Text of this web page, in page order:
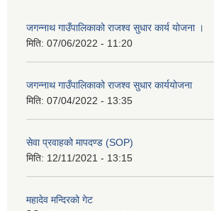
जगन्नाथ गाउँपालिकाको राजश्व सुधार कार्य योजना ।
मिति: 07/06/2022 - 11:20
जगन्नाथ गाउँपालिकाको राजश्व सुधार कार्ययोजना
मिति: 07/04/2022 - 13:35
सेवा प्रवाहको मापदण्ड (SOP)
मिति: 12/11/2021 - 13:15
महादेव मन्दिरको गेट